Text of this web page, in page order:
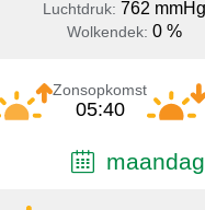
Luchtdruk: 762 mmHg
Wolkendek: 0 %
Zonsopkomst
05:40